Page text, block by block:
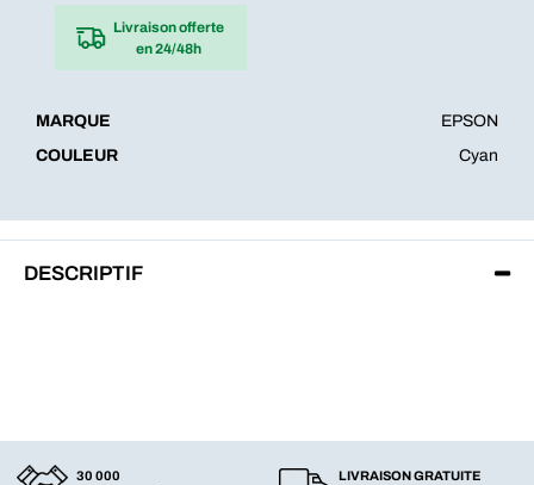
Livraison offerte
en 24/48h
MARQUE
EPSON
COULEUR
Cyan
DESCRIPTIF
30 000
LIVRAISON GRATUITE